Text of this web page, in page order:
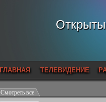
ГЛАВНАЯ ТЕЛЕВИДЕНИЕ
Смотреть все